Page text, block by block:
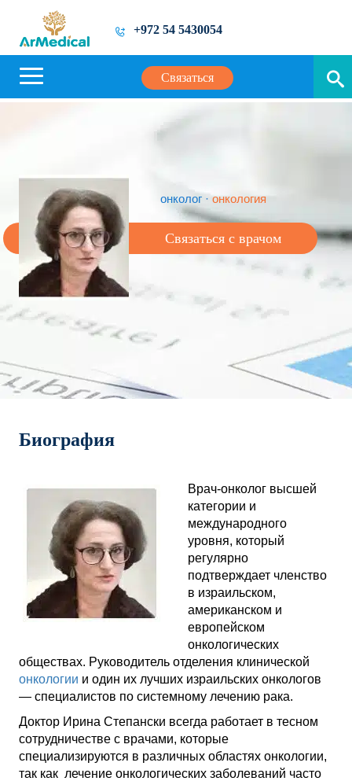
+972 54 5430054
Связаться
онколог ·онкология
Связаться с врачом
Биография
Врач-онколог высшей
категории и
международного
уровня, который
регулярно
подтверждает членство
в израильском,
американском и
европейском
онкологических
обществах. Руководитель отделения клинической
онкологии и один их лучших израильских онкологов
— специалистов по системному лечению рака.
Доктор Ирина Степански всегда работает в тесном
сотрудничестве с врачами, которые
специализируются в различных областях онкологии,
так как лечение онкологических заболеваний часто